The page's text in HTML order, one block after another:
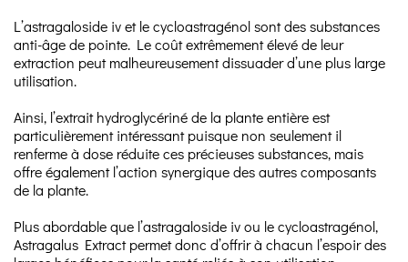
L’astragaloside iv et le cycloastragénol sont des substances
anti-âge de pointe. Le coût extrêmement élevé de leur
extraction peut malheureusement dissuader d’une plus large
utilisation.
Ainsi, l’extrait hydroglycériné de la plante entière est
particulièrement intéressant puisque non seulement il
renferme à dose réduite ces précieuses substances, mais
offre également l’action synergique des autres composants
de la plante.
Plus abordable que l’astragaloside iv ou le cycloastragénol,
Astragalus Extract permet donc d’offrir à chacun l’espoir des